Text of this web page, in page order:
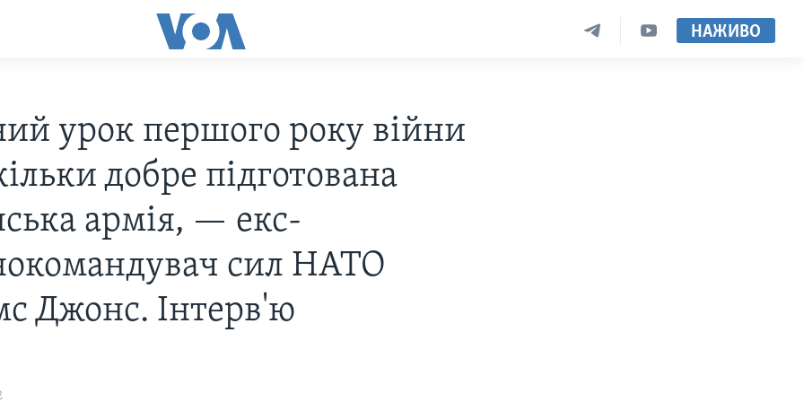
НАЖИВО
урок першого року війни
добре підготована
армія, — екс-
сил НАТО
Джонс. Інтерв'ю